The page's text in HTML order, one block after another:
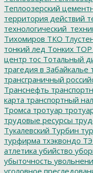
Теплоозерский
территория действий
Тихомиров ТКО
тонкий лед Тонких ТОР
центр тос Тотальный
трагедия в Забайкалье
трансграничный
Транснефть
карта транспортный
Тромса тротуар
трудовые ресурсы
Тукалевский Турбин
турфирма тхэквондо
атлетика убийство
убыточность
уголовное